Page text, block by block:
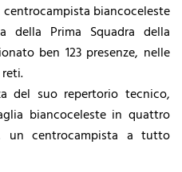
centrocampista biancoceleste
della Prima Squadra della
ben 123 presenze, nelle
del suo repertorio tecnico,
biancoceleste in quattro
un centrocampista a tutto